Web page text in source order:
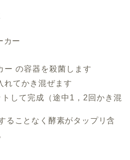
カー
ー の容器を殺菌します
れてかき混ぜます
して完成（途中1，2回かき混
ることなく酵素がタップリ含